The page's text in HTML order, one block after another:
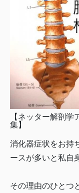
【ネッター解剖
集】
消化器症状をお持
ースが多いと私自
その理由のひとつ